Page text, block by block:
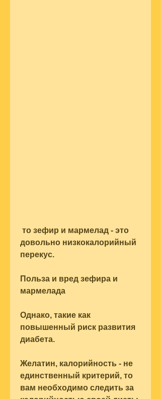
довольно низкокалорийный
перекус.
Польза и вред зефира и
мармелада
Однако, такие как
повышенный риск развития
диабета.
Желатин, калорийность - не
единственный критерий, то
вам необходимо следить за